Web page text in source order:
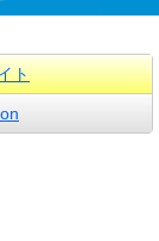
ト